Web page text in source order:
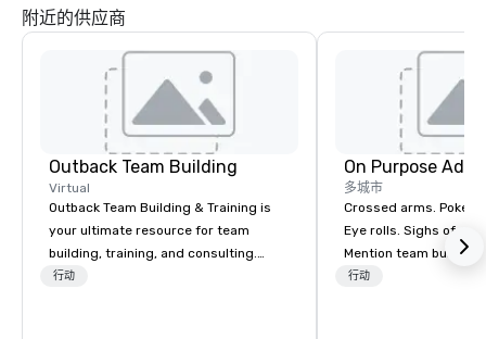
附近的供应商
Outback Team Building
Virtual
Outback Team Building & Training is
your ultimate resource for team
building, training, and consulting.
Recommended by over 30,000+
行动
On Purpose
多城市
Crossed arms. Poked out bottom lips.
Eye rolls. Sighs of
Mention team
get these reactions. The thought of
行动